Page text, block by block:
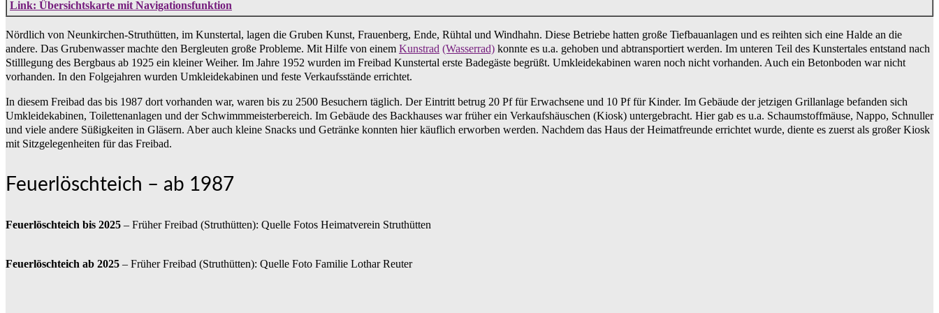
Link: Übersichtskarte mit Navigationsfunktion
Nördlich von Neunkirchen-Struthütten, im Kunstertal, lagen die Gruben Kunst, Frauenberg, Ende, Rühtal und Windhahn. Diese Betriebe hatten große Tiefbauanlagen und es reihten sich eine Halde an die
andere. Das Grubenwasser machte den Bergleuten große Probleme. Mit Hilfe von einem Kunstrad (Wasserrad) konnte es u.a. gehoben und abtransportiert werden. Im unteren Teil des Kunstertales entstand nach
Stilllegung des Bergbaus ab 1925 ein kleiner Weiher. Im Jahre 1952 wurden im Freibad Kunstertal erste Badegäste begrüßt. Umkleidekabinen waren noch nicht vorhanden. Auch ein Betonboden war nicht
vorhanden. In den Folgejahren wurden Umkleidekabinen und feste Verkaufsstände errichtet.
In diesem Freibad das bis 1987 dort vorhanden war, waren bis zu 2500 Besuchern täglich. Der Eintritt betrug 20 Pf für Erwachsene und 10 Pf für Kinder. Im Gebäude der jetzigen Grillanlage befanden sich
Umkleidekabinen, Toilettenanlagen und der Schwimmmeisterbereich. Im Gebäude des Backhauses war früher ein Verkaufshäuschen (Kiosk) untergebracht. Hier gab es u.a. Schaumstoffmäuse, Nappo, Schnuller
und viele andere Süßigkeiten in Gläsern. Aber auch kleine Snacks und Getränke konnten hier käuflich erworben werden. Nachdem das Haus der Heimatfreunde errichtet wurde, diente es zuerst als großer Kiosk
mit Sitzgelegenheiten für das Freibad.
Feuerlöschteich – ab 1987
Feuerlöschteich bis 2025 – Früher Freibad (Struthütten): Quelle Fotos Heimatverein Struthütten
Feuerlöschteich ab 2025 – Früher Freibad (Struthütten): Quelle Foto Familie Lothar Reuter